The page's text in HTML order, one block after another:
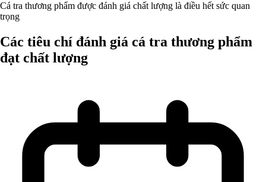
Cá tra thương phẩm được đánh giá chất lượng là điều hết sức quan
trọng
Các tiêu chí đánh giá cá tra thương phẩm
đạt chất lượng